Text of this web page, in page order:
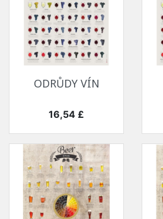
ODRŮDY VÍN
Cena
16,54 £